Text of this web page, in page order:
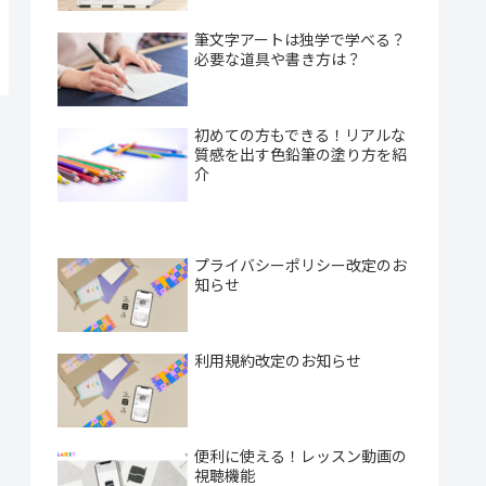
筆文字アートは独学で学べる？
必要な道具や書き方は？
初めての方もできる！リアルな
質感を出す色鉛筆の塗り方を紹
介
プライバシーポリシー改定のお
知らせ
利用規約改定のお知らせ
便利に使える！レッスン動画の
視聴機能